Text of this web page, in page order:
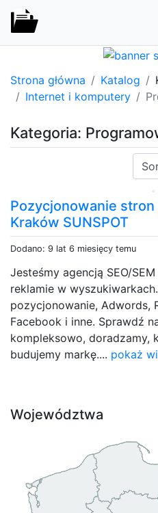
Strona główna Katalog
Internet i komputery
Kategoria:
Pozycjonowanie
Kraków SUNSPOT
Dodano: 9 lat 6 miesięcy temu
Jesteśmy agencją SEO/
reklamie w
pozycjonowanie, Adwords,
Facebook i inne. Sprawdź
kompleksowo, doradzamy,
budujemy markę.... pokaż
Województwa